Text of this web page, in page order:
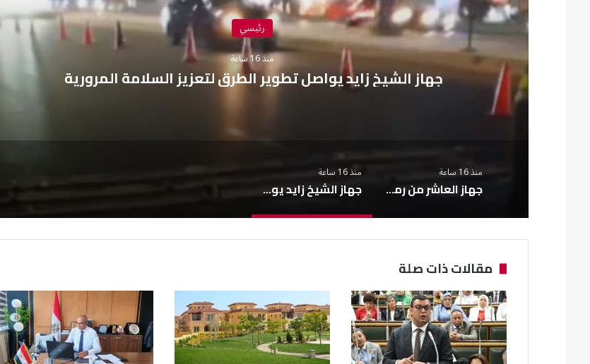
رئيسي
منذ 16 ساعة
جهاز العاشر من رمضان ينهي تكدس سيارات السرفيس بمفارق الحي الـ 14
منذ 16 ساعة
جهاز العاشر من رمضان ينهي تكدس سيارات السرفيس بمفارق الحي الـ 14
منذ 16 ساعة
جهاز الشيخ زايد يواصل تطوير الطرق لتعزيز السلامة المرورية
مقالات ذات صلة